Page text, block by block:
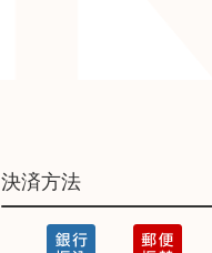
決済方法